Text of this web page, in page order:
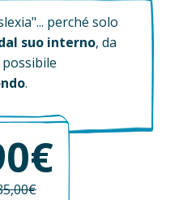
perché solo
suo interno, da
.